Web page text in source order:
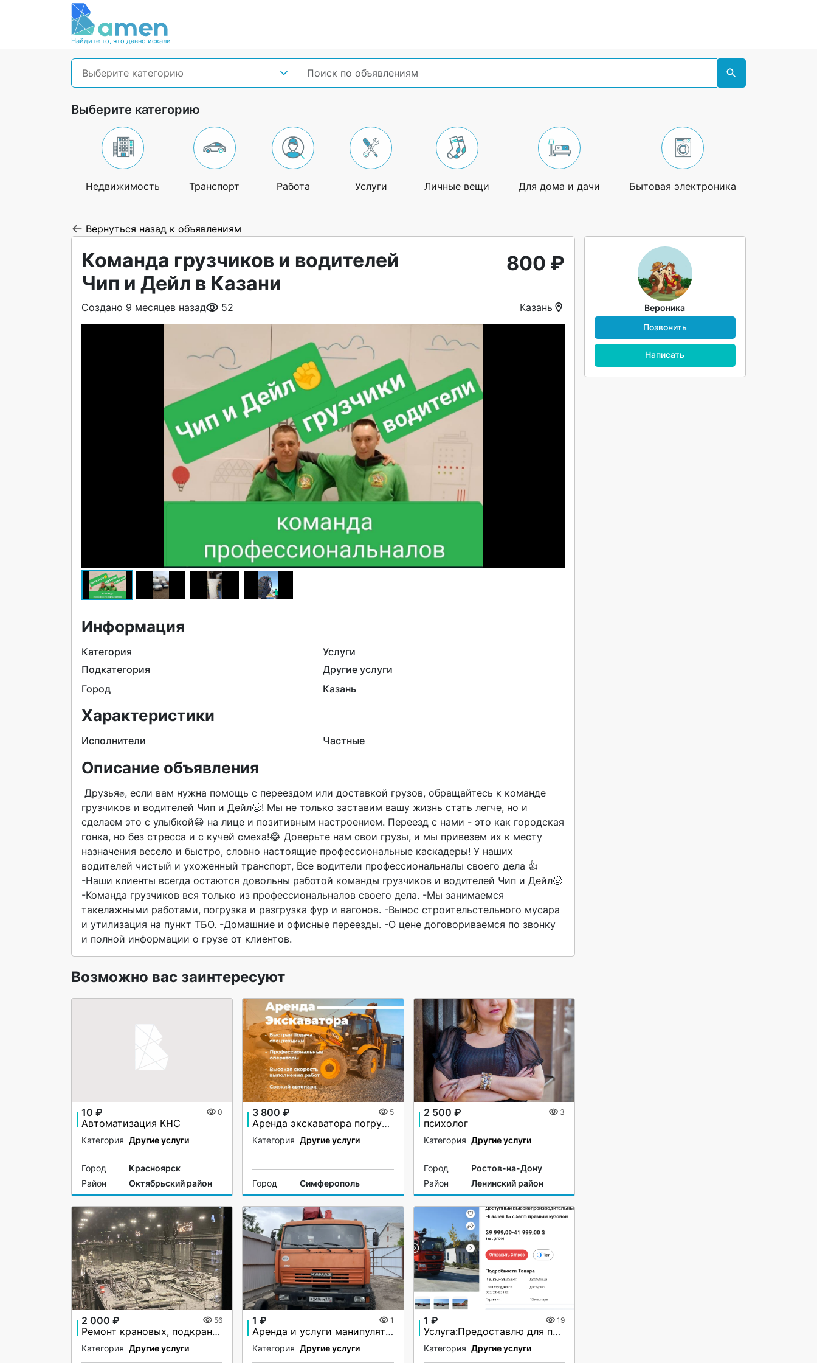
Найдите то, что давно искали
Выберите категорию
Выберите категорию
Недвижимость Транспорт Работа Услуги Личные вещи Для дома и дачи Бытовая электроника
Вернуться назад к объявлениям
Команда грузчиков и водителей
Чип и Дейл в Казани
800 ₽
Создано 9 месяцев назад 52 Казань
Информация
Категория
Услуги
Подкатегория
Другие услуги
Город
Казань
Характеристики
Исполнители Частные
Описание объявления
грузчиков и водителей Чип и Дейл🤠! Мы не только заставим вашу жизнь стать легче, но и
сделаем это с улыбкой😀 на лице и позитивным настроением. Переезд с нами - это как городская
гонка, но без стресса и с кучей смеха!😂 Доверьте нам свои грузы, и мы привезем их к месту
назначения весело и быстро, словно настоящие профессиональные каскадеры! У наших
водителей чистый и ухоженный транспорт, Все водители профессиональналы своего дела 👍
-Наши клиенты всегда остаются довольны работой команды грузчиков и водителей Чип и Дейл🤠
-Команда грузчиков вся только из профессиональналов своего дела. -Мы занимаемся
такелажными работами, погрузка и разгрузка фур и вагонов. -Вынос строительстельного мусара
и утилизация на пункт ТБО. -Домашние и офисные переезды. -О цене договориваемся по звонку
и полной информации о грузе от клиентов.
Возможно вас заинтересуют
10 ₽ 0
Автоматизация КНС
Категория Другие услуги
Город
Красноярск
Район
Октябрьский район
3 800 ₽ 5
Аренда экскаватора погрузчика JCB 5CX
Категория Другие услуги
Город Симферополь
2 500 ₽ 3
психолог
Категория Другие услуги
Город
Ростов-на-Дону
Район
Ленинский район
2 000 ₽ 56
Ремонт крановых, подкрановых путей
Категория Другие услуги
1 ₽ 1
Аренда и услуги манипулятора-вездехода, стрела 7 т, 21.7 м, борт 10 т, 7 м
Категория Другие услуги
1 ₽ 19
Услуга:Предоставлю для продажи оборудование (Китай).
Категория Другие услуги
Вероника
Позвонить
Написать